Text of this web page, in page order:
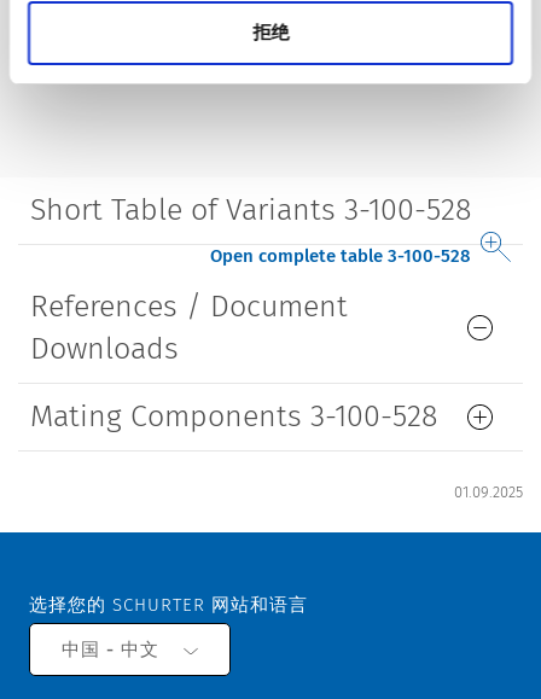
拒绝
Short Table of Variants 3-100-528
Open complete table 3-100-528
References / Document
Downloads
Mating Components 3-100-528
01.09.2025
选择您的 SCHURTER 网站和语言
中国 - 中文